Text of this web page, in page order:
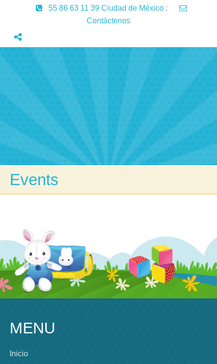
55 86 63 11 39 Ciudad de México ;
Contáctenos
Aprendizaje
Articulos Contactenos
Events
MENU
Inicio